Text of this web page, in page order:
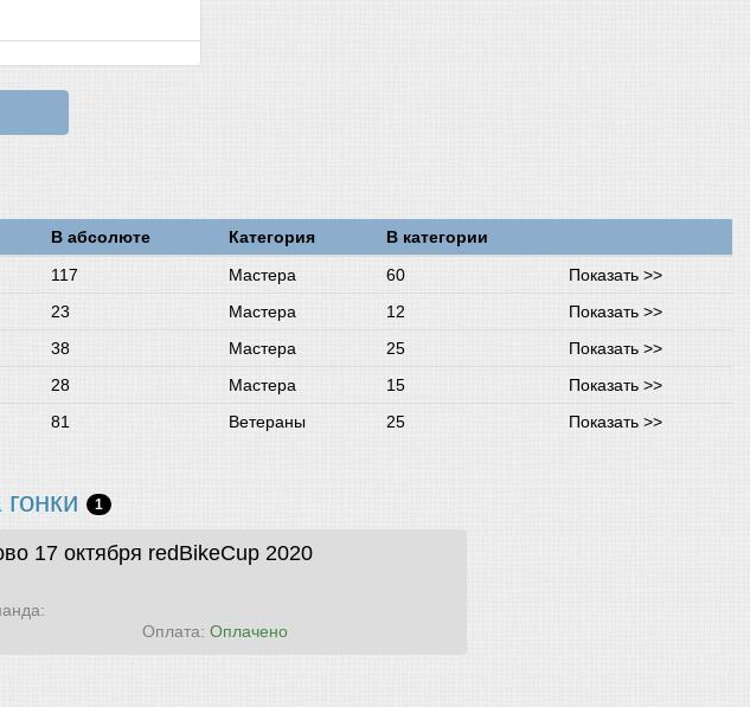
В абсолюте Категория
В категории
117 Мастера 60
Показать >>
23 Мастера 12
Показать >>
38 Мастера 25
Показать >>
28 Мастера 15
Показать >>
81 Ветераны 25 Показать >>
1
17 октября redBikeCup 2020
Оплата: Оплачено